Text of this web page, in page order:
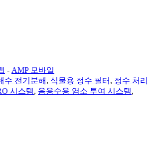
- AMP 모바일
수 전기분해 , 식물용 정수 필터 , 정수 처리
시스템, 음용수용 염소 투여 시스템,